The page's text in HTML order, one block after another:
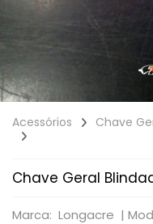
Acessórios Chave
Chave Geral
Marca: Longacre |